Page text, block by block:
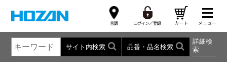
サイト内検索 品番・品名検索
詳細検
索